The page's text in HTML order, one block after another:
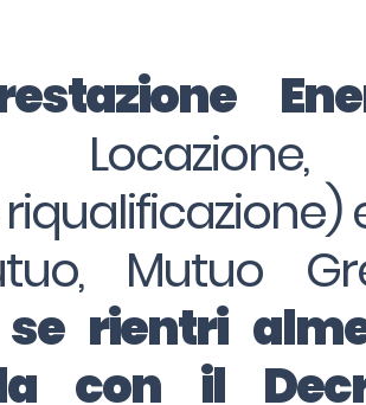
Mutuo
rientri
con il